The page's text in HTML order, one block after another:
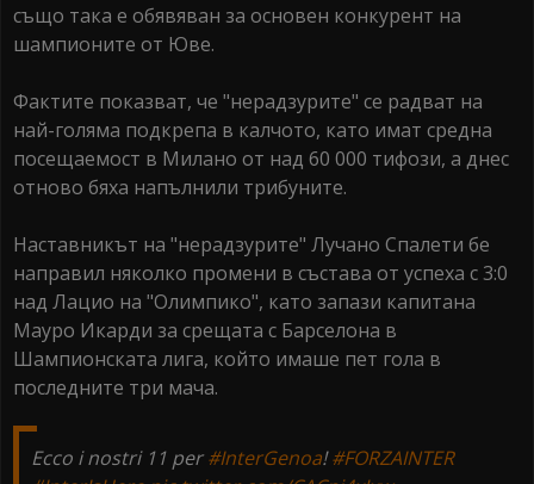
също така е обявяван за основен конкурент на
шампионите от Юве.
Фактите показват, че "нерадзурите" се радват на
най-голяма подкрепа в калчото, като имат средна
посещаемост в Милано от над 60 000 тифози, а днес
отново бяха напълнили трибуните.
Наставникът на "нерадзурите" Лучано Спалети бе
направил няколко промени в състава от успеха с 3:0
над Лацио на "Олимпико", като запази капитана
Мауро Икарди за срещата с Барселона в
Шампионската лига, който имаше пет гола в
последните три мача.
Ecco i nostri 11 per#InterGenoa!#FORZAINTER